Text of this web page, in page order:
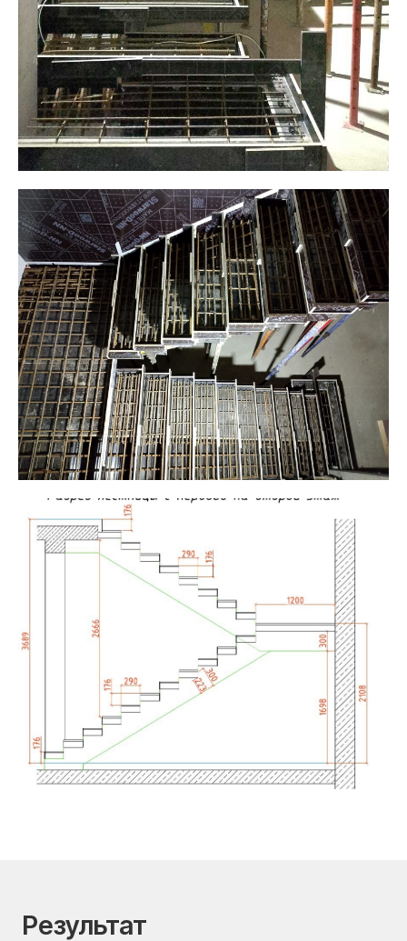
Результат